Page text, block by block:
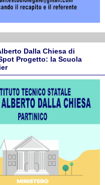
Dalla Chiesa di
Progetto: la Scuola